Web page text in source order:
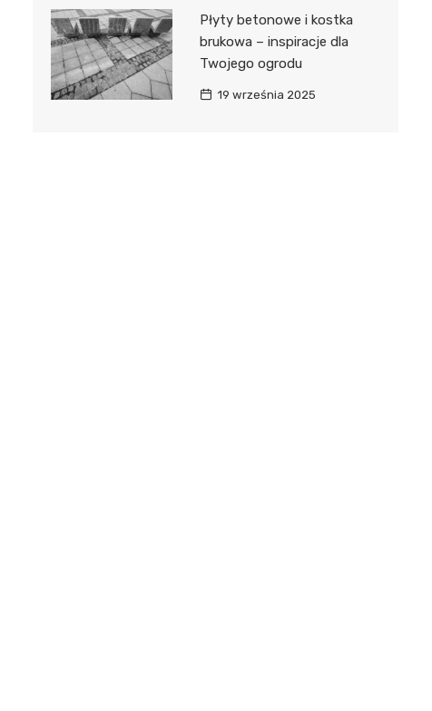
Płyty betonowe i kostka
brukowa – inspiracje dla
Twojego ogrodu
19 września 2025